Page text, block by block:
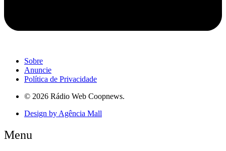
Sobre
Anuncie
Política de Privacidade
© 2026 Rádio Web Coopnews.
Design by Agência Mall
Menu